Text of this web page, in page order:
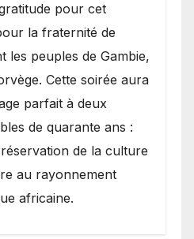
pour cet
la fraternité de
les peuples de Gambie,
Cette soirée aura
parfait à deux
de quarante ans :
de la culture
au rayonnement
africaine.